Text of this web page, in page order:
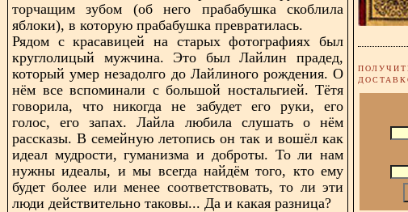
торчащим зубом (об него прабабушка скоблила
яблоки), в которую прабабушка превратилась.
Рядом с красавицей на старых фотографиях был
круглолицый мужчина. Это был Лайлин прадед,
который умер незадолго до Лайлиного рождения. О
нём все вспоминали с большой ностальгией. Тётя
говорила, что никогда не забудет его руки, его
голос, его запах. Лайла любила слушать о нём
рассказы. В семейную летопись он так и вошёл как
идеал мудрости, гуманизма и доброты. То ли нам
нужны идеалы, и мы всегда найдём того, кто ему
будет более или менее соответствовать, то ли эти
люди действительно таковы... Да и какая разница?